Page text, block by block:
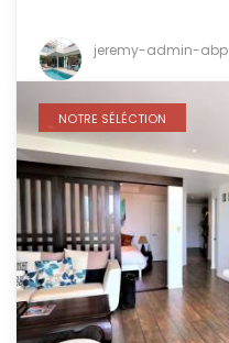
jeremy-admin-abp
NOTRE SÉLÉCTION